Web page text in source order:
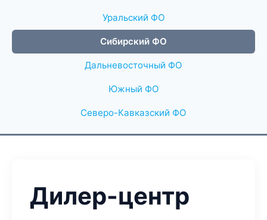
Уральский ФО
Сибирский ФО
Дальневосточный ФО
Южный ФО
Северо-Кавказский ФО
Дилер-центр